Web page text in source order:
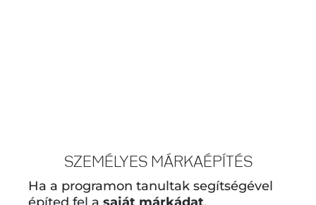
SZEMÉLYES MÁRKAÉPÍTÉS
Ha a programon tanultak segítségével